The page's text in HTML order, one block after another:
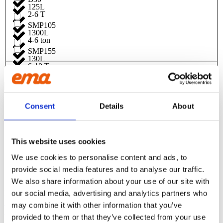
Consent Details About
This website uses cookies
We use cookies to personalise content and ads, to
provide social media features and to analyse our traffic.
We also share information about your use of our site with
our social media, advertising and analytics partners who
may combine it with other information that you’ve
provided to them or that they’ve collected from your use
SMP105
SMP155
125L
1300L
130L
1350L
1400L
145L
150L
2-6 T
4-6 ton
6-10 T
10- 14 ton
10-18 T
12- 18 ton
14-18 ton
Endast ett sökresultat
HD Gallerskopa 1000L med tand –
1800mm – Utan fäste
ÅF login för att se pris
KINNA
Ehns Gata 6
51156 Kinna